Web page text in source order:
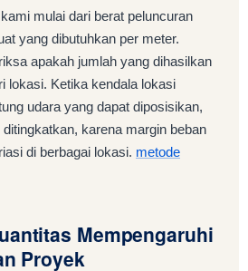
mulai dari berat peluncuran
yang dibutuhkan per meter.
apakah jumlah yang dihasilkan
lokasi. Ketika kendala lokasi
udara yang dapat diposisikan,
karena margin beban
di berbagai lokasi. metode
Mempengaruhi
Proyek